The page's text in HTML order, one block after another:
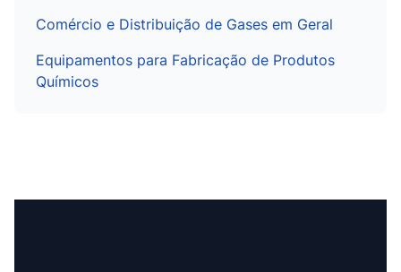
Comércio e Distribuição de Gases em Geral
Equipamentos para Fabricação de Produtos
Químicos